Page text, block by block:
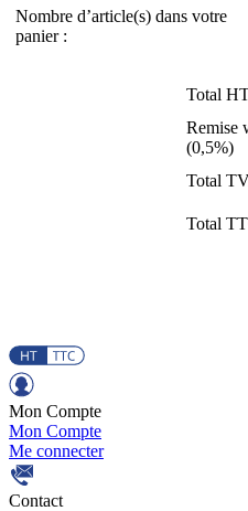
Nombre d’article(s) dans votre
panier :
Total
Remise
(0,5%)
Total
Total
Mon Compte
Mon Compte
Me connecter
Contact